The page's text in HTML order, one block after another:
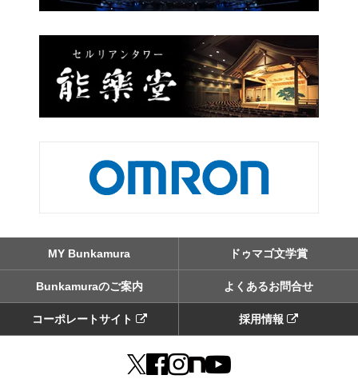
MY Bunkamura ドゥマゴ文学賞
Bunkamuraのご案内 よくあるお問合せ
コーポレートサイト 採用情報